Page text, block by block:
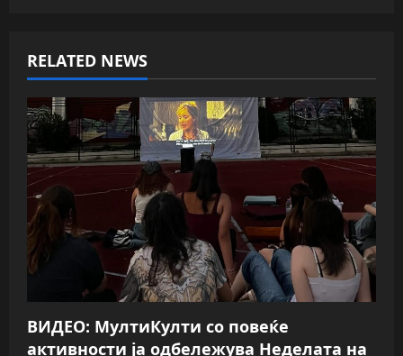
i
g
a
t
i
o
n
RELATED NEWS
ВИДЕО: МултиКулти со повеќе
активности ја одбележува Неделата на